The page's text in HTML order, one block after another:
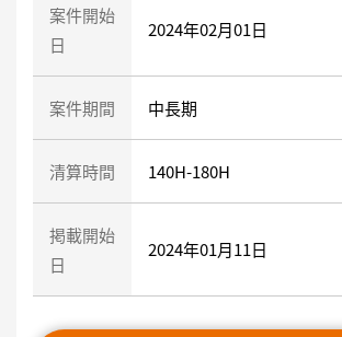
案件開始
日
2024年02月01日
案件期間 中長期
清算時間 140H-180H
掲載開始
日
2024年01月11日